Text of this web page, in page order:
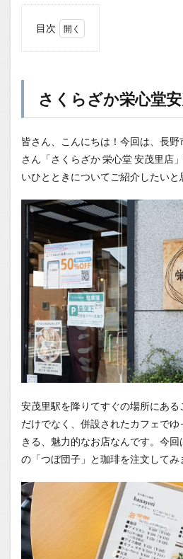
目次
心堂
1.0.1
まとめ
1.0.2
この記
事を読
んだあ
1.1
場所
You
Tube
1.2.1
はいし
ゃの食
べ歩き
Tubeチ
ャンネ
ル
さくらざか栄心堂
皆さん、こんにちは！今回は、長
さん「さくらざか 栄心堂 安茂里店
いひとときについてご紹介したいと
安茂里駅を降りてすぐの場所にあ
だけでなく、併設されたカフェで
きる、魅力的なお店なんです。今
の「つぼ団子」と珈琲を注文してみ